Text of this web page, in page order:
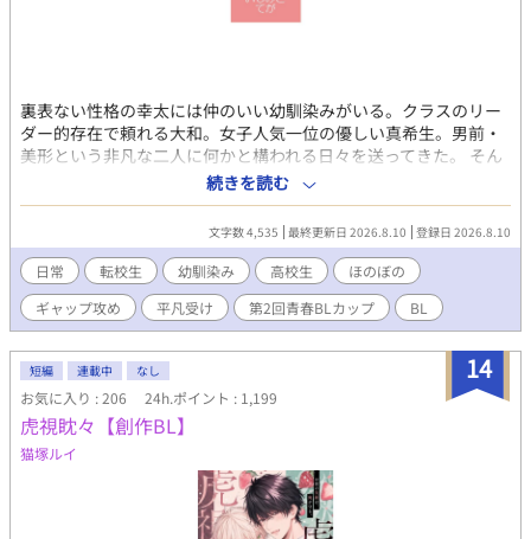
裏表ない性格の幸太には仲のいい幼馴染みがいる。クラスのリー
ダー的存在で頼れる大和。女子人気一位の優しい真希生。男前・
美形という非凡な二人に何かと構われる日々を送ってきた。 そん
な中、高校二年生になって幸太のクラスにやってきた転校生・朔
也。 自分の席が真後ろだったこともあり、ダウナー系パツキンく
んな朔也のお世話係として、彼のことを気にかける幸太に、幼馴
染み二人は何故かいい顔をせず……。 「おままごとでペットの猫
をやったときの幸太は本当に神ってた」 「本当の猫よりも猫して
たよね」 「甘え上手で」 「鳴き声なんか堪らなかった」 朔也に
対して幼馴染みマウントをやたら繰り返す大和・真希生。 今まで
以上の幼馴染みハラスメントを受けて「？？？」な幸太。 そし
て、最初は無口で素っ気なくて「人見知りの猫」みたいだった朔
也は次第に幸太と打ち解けるようになって……。 「俺も幸太の頭
撫でてみたかった、ずっと」 （朔也くんって……朔也くんっ
て……ツンデレなのか……？） ■平凡男子くんがギャップあり男
子たちに求愛されて、あたふたします■
続きを読む
文字数 4,535 最終更新日 2026.8.10 登録日 2026.8.10
日常 転校生 幼馴染み 高校生
ほのぼの
ギャップ攻め
平凡受け 第2回青春BLカップ BL
14
短編 連載中 なし
お気に入り : 206 24h.ポイント : 1,199
虎視眈々【創作BL】
猫塚ルイ